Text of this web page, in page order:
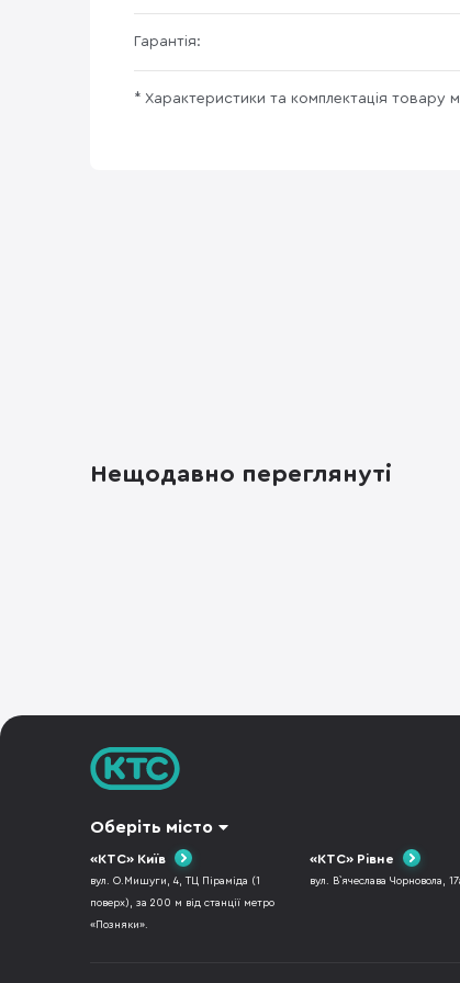
Гарантія:
* Характеристики та комплектація
Нещодавно переглянуті
Оберіть місто
«КТС» Київ
вул. О.Мишуги, 4, ТЦ Піраміда (1
поверх), за 200 м від станції метро
«Позняки».
«КТС» Рівне
вул. В`ячеслава Чорновола,